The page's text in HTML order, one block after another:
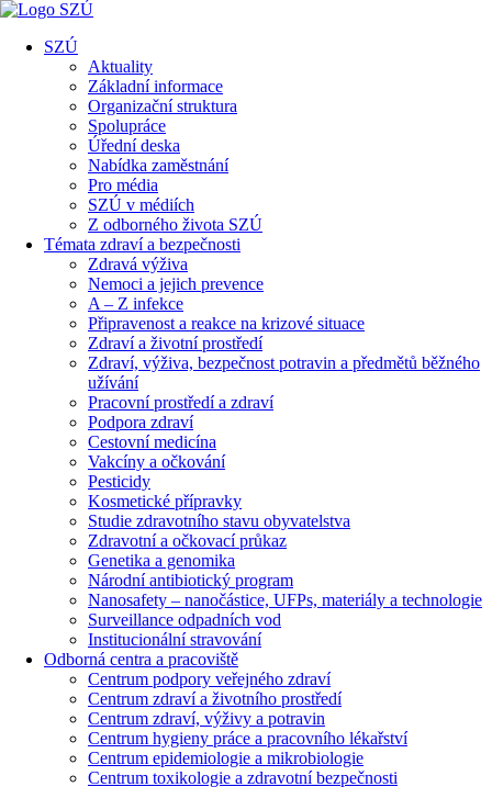
SZÚ
Aktuality
Základní informace
Organizační struktura
Spolupráce
Úřední deska
Nabídka zaměstnání
Pro média
SZÚ v médiích
Z odborného života SZÚ
Témata zdraví a bezpečnosti
Zdravá výživa
Nemoci a jejich prevence
A – Z infekce
Připravenost a reakce na krizové situace
Zdraví a životní prostředí
Zdraví, výživa, bezpečnost potravin a předmětů běžného
užívání
Pracovní prostředí a zdraví
Podpora zdraví
Cestovní medicína
Vakcíny a očkování
Pesticidy
Kosmetické přípravky
Studie zdravotního stavu obyvatelstva
Zdravotní a očkovací průkaz
Genetika a genomika
Národní antibiotický program
Nanosafety – nanočástice, UFPs, materiály a technologie
Surveillance odpadních vod
Institucionální stravování
Odborná centra a pracoviště
Centrum podpory veřejného zdraví
Centrum zdraví a životního prostředí
Centrum zdraví, výživy a potravin
Centrum hygieny práce a pracovního lékařství
Centrum epidemiologie a mikrobiologie
Centrum toxikologie a zdravotní bezpečnosti